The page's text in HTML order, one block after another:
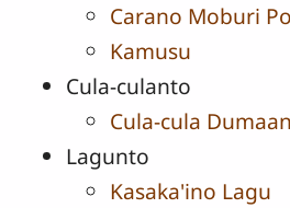
Carano Moburi
Kamusu
Cula-culanto
Cula-cula
Lagunto
Kasaka'ino Lagu